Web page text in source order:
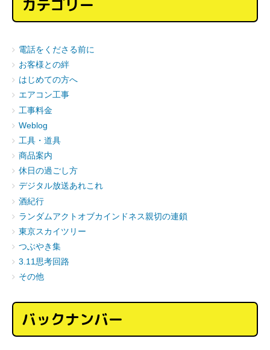
カテゴリー
電話をくださる前に
お客様との絆
はじめての方へ
エアコン工事
工事料金
Weblog
工具・道具
商品案内
休日の過ごし方
デジタル放送あれこれ
酒紀行
ランダムアクトオブカインドネス親切の連鎖
東京スカイツリー
つぶやき集
3.11思考回路
その他
バックナンバー